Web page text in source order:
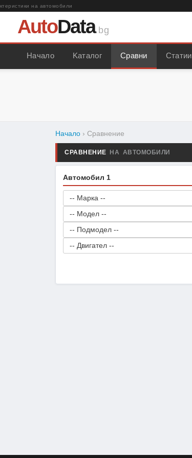
на автомобили
AutoData.bg
Начало Kаталог Сравни Статии
Начало › Сравнение
СРАВНЕНИЕ НА АВТОМОБИЛИ
Автомобил 1